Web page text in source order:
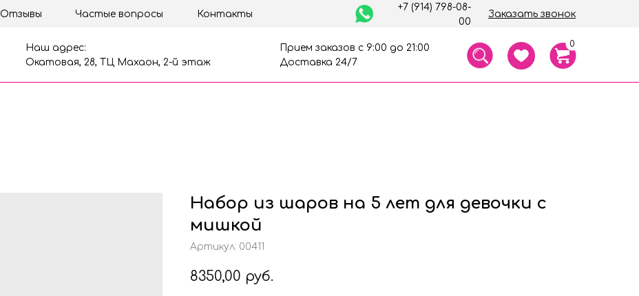
Заказать звонок
+7 (914) 798-08-
00
Отзывы Частые вопросы Контакты
Прием заказов с 9:00 до 21:00
Доставка 24/7
Наш адрес:
Окатовая, 28, ТЦ Махаон, 2-й этаж
0
Набор из шаров на 5 лет для девочки с
мишкой
Артикул: 00411
8350,00 руб.